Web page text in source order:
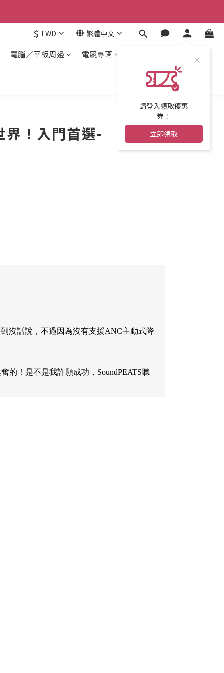
$ TWD 繁體中文
請登入領取優惠
券！
立即領取
電腦／平板周邊
電競專區
界！入門首選-
沒話說，不過因為沒有支援ANC主動式降
的！是不是我許願成功，SoundPEATS聽